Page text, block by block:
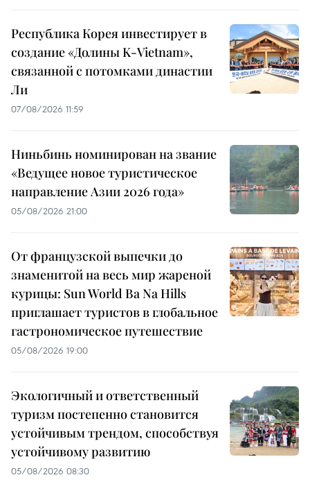
Республика Корея инвестирует в
создание «Долины K-Vietnam»,
связанной с потомками династии
Ли
07/08/2026 11:59
Ниньбинь номинирован на звание
«Ведущее новое туристическое
направление Азии 2026 года»
05/08/2026 21:00
От французской выпечки до
знаменитой на весь мир жареной
курицы: Sun World Ba Na Hills
приглашает туристов в глобальное
гастрономическое путешествие
05/08/2026 19:00
Экологичный и ответственный
туризм постепенно становится
устойчивым трендом, способствуя
устойчивому развитию
05/08/2026 08:30